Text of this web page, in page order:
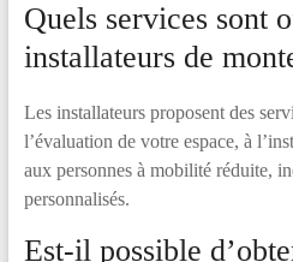
Quels services sont
installateurs de
Les installateurs proposent des
l’évaluation de votre espace, à
aux personnes à mobilité réduite,
personnalisés.
Est-il possible